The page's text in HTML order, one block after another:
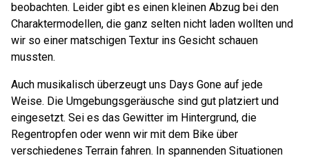
beobachten. Leider gibt es einen kleinen Abzug bei den
Charaktermodellen, die ganz selten nicht laden wollten und
wir so einer matschigen Textur ins Gesicht schauen
mussten.
Auch musikalisch überzeugt uns Days Gone auf jede
Weise. Die Umgebungsgeräusche sind gut platziert und
eingesetzt. Sei es das Gewitter im Hintergrund, die
Regentropfen oder wenn wir mit dem Bike über
verschiedenes Terrain fahren. In spannenden Situationen